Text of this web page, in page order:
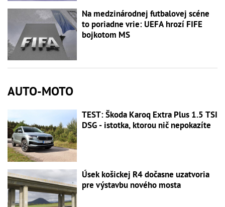
Na medzinárodnej futbalovej scéne
to poriadne vrie: UEFA hrozí FIFE
bojkotom MS
AUTO-MOTO
TEST: Škoda Karoq Extra Plus 1.5 TSI
DSG - istotka, ktorou nič nepokazíte
Úsek košickej R4 dočasne uzatvoria
pre výstavbu nového mosta